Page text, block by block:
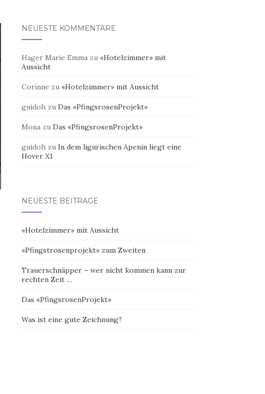
NEUESTE KOMMENTARE
Hager Marie Emmazu «Hotelzimmer» mit
Aussicht
Corinne zu «Hotelzimmer» mit Aussicht
guidohzu Das «PfingsrosenProjekt»
Monazu Das «PfingsrosenProjekt»
guidohzu In dem ligurischen Apenin liegt eine
Hover X1
NEUESTE BEITRÄGE
«Hotelzimmer» mit Aussicht
«Pfingstrosenprojekt» zum Zweiten
Trauerschnäpper – wer nicht kommen kann zur
rechten Zeit …
Das «PfingsrosenProjekt»
Was ist eine gute Zeichnung?